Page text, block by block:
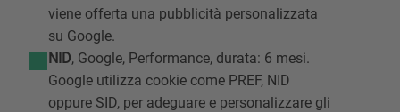
viene offerta una pubblicità personalizzata
su Google.
NID, Google, Performance, durata: 6 mesi.
Google utilizza cookie come PREF, NID
oppure SID, per adeguare e personalizzare gli